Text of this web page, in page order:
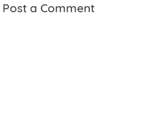
Post a Comment